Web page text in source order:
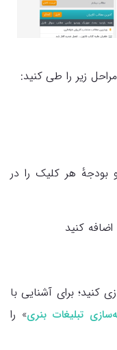
زیر را طی کنید:
بودجهٔ هر کلیک را در
کنید؛ برای آشنایی با
تبلیغات بنری» را